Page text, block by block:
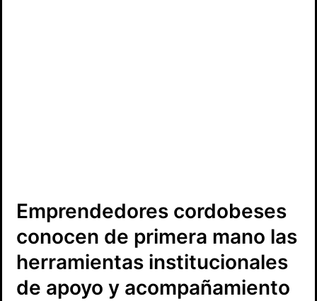
Emprendedores cordobeses
conocen de primera mano las
herramientas institucionales
de apoyo y acompañamiento